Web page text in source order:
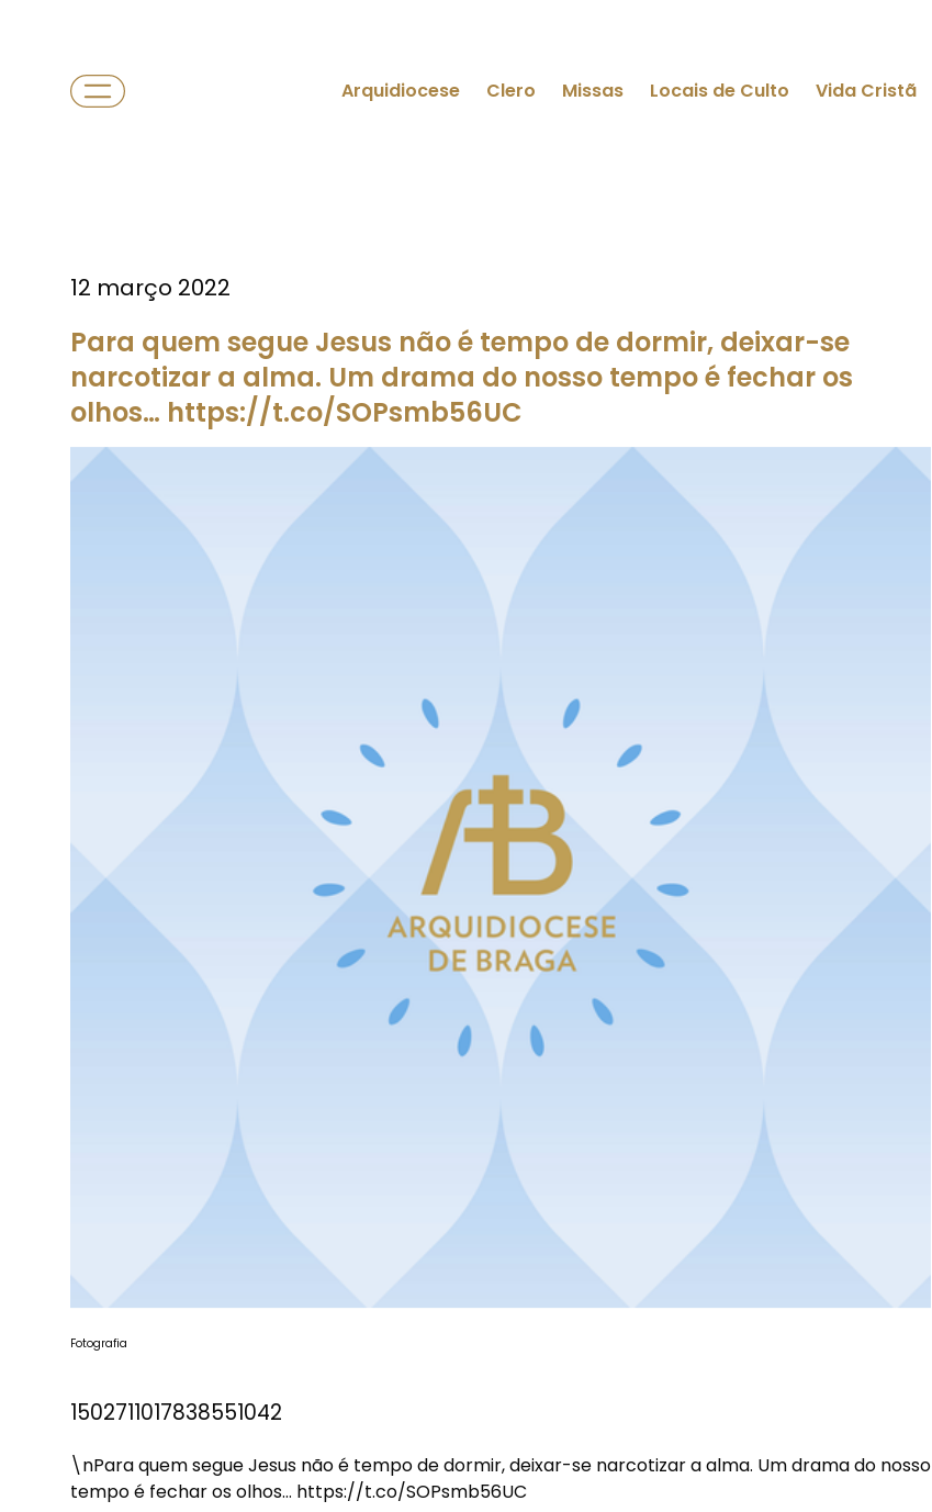
Arquidiocese Clero Missas Locais de Culto Vida Cristã
12 março 2022
Para quem segue Jesus não é tempo de dormir, deixar-se
narcotizar a alma. Um drama do nosso tempo é fechar os
olhos… https://t.co/SOPsmb56UC
Fotografia
1502711017838551042
\nPara quem segue Jesus não é tempo de dormir, deixar-se narcotizar a alma. Um drama do nosso
tempo é fechar os olhos… https://t.co/SOPsmb56UC